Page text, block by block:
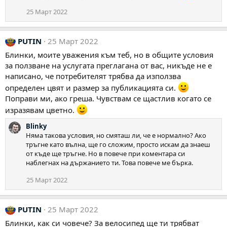
25 Март 2022
PUTIN
25 Март 2022
Блинки, моите уважения към теб, но в общите условия
за ползване на услугата преглагана от вас, никъде не е
написано, че потребителят трябва да използва
определен цвят и размер за публикацията си.
Поправи ми, ако греша. Чувствам се щастлив когато се
изразявам цветно.
Blinky
Няма такова условия, но смяташ ли, че е нормално? Ако
тръгне като вълна, ще го сложим, просто искам да знаеш
от къде ще тръгне. Но в повече при коментара си
наблегнах на държанието ти. Това повече ме бърка.
25 Март 2022
PUTIN
25 Март 2022
Блинки, как си човече? За велосипед ще ти трябват